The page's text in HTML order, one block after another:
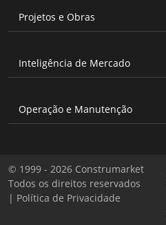
Projetos e Obras
Inteligência de Mercado
Operação e Manutenção
© 1999 - 2026 Construmarket
Todos os direitos reservados
| Política de Privacidade